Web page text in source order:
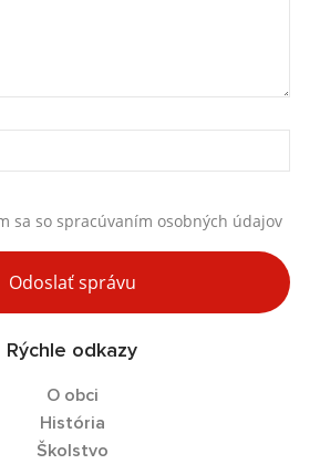
sa so spracúvaním osobných údajov
Odoslať správu
Rýchle odkazy
O obci
História
Školstvo